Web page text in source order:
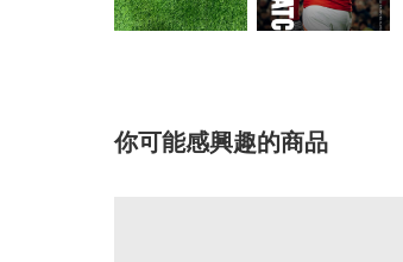
你可能感興趣的商品